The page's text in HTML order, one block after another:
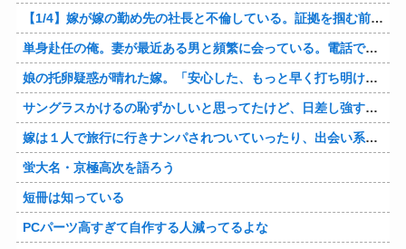
【1/4】嫁が嫁の勤め先の社長と不倫している。証拠を掴む前に嫁から離婚を切り出されたので、ハッタリかまして証拠を握っているフリしたら、向こうから示談話を振ってきたｗ
単身赴任の俺。妻が最近ある男と頻繁に会っている。電話で問い詰めた。「好きなのはアナタ、でも会えないのがツライ、寂しいから・・・」妻は、その男と不倫関係に発展した様だ…
娘の托卵疑惑が晴れた嫁。「安心した、もっと早く打ち明けて鑑定しておけばよかった」と。そして「今度こそ家族三人で幸せになりたい」と言い出した！！ごめんこうむるわｗｗ
サングラスかけるの恥ずかしいと思ってたけど、日差し強すぎてサングラスかけ始めたわ
嫁は１人で旅行に行きナンパされついていったり、出会い系で知り合った男と会ったりした。しかも酔っていて避妊もしてなかった。そしてやはり自分には夫しかいないと思ったんだとｗ
蛍大名・京極高次を語ろう
短冊は知っている
PCパーツ高すぎて自作する人減ってるよな